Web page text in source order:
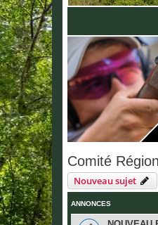
Comité
Nouveau sujet
ANNONCES